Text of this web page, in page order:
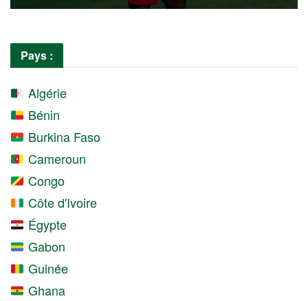
Pays :
Algérie
Bénin
Burkina Faso
Cameroun
Congo
Côte d'Ivoire
Égypte
Gabon
Guinée
Ghana